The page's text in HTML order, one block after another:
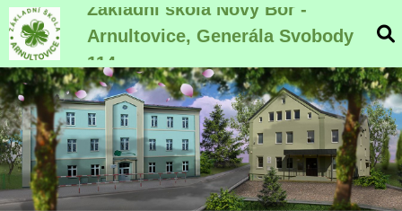
Základní škola Nový Bor -
Arnultovice, Generála Svobody
114